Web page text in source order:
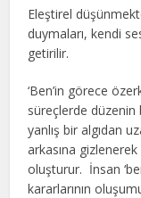
Eleştirel
duymaları, kendi
getirilir.
‘Ben’in görece
süreçlerde düzenin
yanlış bir algıdan
arkasına
oluşturur. İnsan
kararlarının